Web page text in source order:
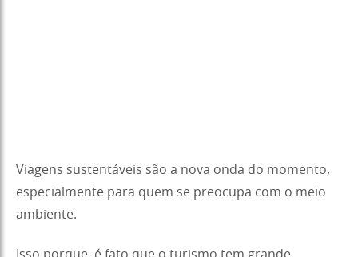
Viagens sustentáveis são a nova onda do momento,
especialmente para quem se preocupa com o meio
ambiente.